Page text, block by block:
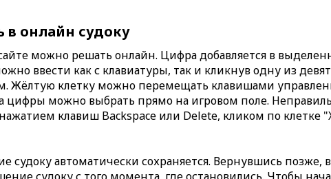
в онлайн судоку
можно решать онлайн. Цифра добавляется в
ввести как с клавиатуры, так и кликнув одну из
Жёлтую клетку можно перемещать клавишами
цифры можно выбрать прямо на игровом поле.
клавиш Backspace или Delete, кликом по клетке
судоку автоматически сохраняется. Вернувшись позже,